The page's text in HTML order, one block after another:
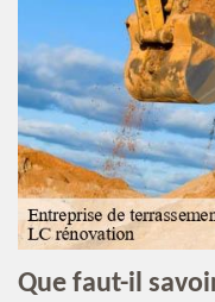
Que faut-il